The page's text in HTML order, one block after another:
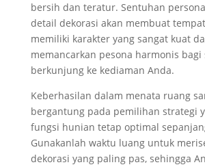
bersih dan teratur. Sentuhan
detail dekorasi akan membuat
memiliki karakter yang sangat kuat
memancarkan pesona harmonis bagi
berkunjung ke kediaman Anda.
Keberhasilan dalam menata ruang
bergantung pada pemilihan strategi
fungsi hunian tetap optimal
Gunakanlah waktu luang untuk
dekorasi yang paling pas, sehingga